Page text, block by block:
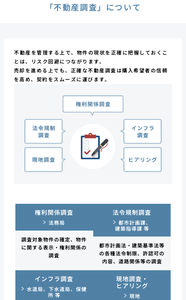
「不動産調査」について
不動産を管理する上で、物件の現状を正確に把握しておくこ
とは、リスク回避につながります。
売却を進める上でも、正確な不動産調査は購入希望者の信頼
を高め、契約をスムーズに運びます。
権利関係調査
法務局
調査対象物件の確定、物件
に関する表示・権利関係の
調査
法令規制調査
都市計画課、
建築指導課 等
都市計画法・建築基準法等
の各種法令制限、許認可の
内容、道路関係等の調査
インフラ調査
水道局、下水道局、保健
所 等
現地調査・
ヒアリング
現地